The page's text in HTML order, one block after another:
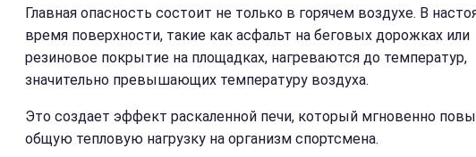
Главная опасность состоит не только в горячем воздухе. В
время поверхности, такие как асфальт на беговых дорожках или
резиновое покрытие на площадках, нагреваются до температур,
значительно превышающих температуру воздуха.
Это создает эффект раскаленной печи, который мгновенно
общую тепловую нагрузку на организм спортсмена.